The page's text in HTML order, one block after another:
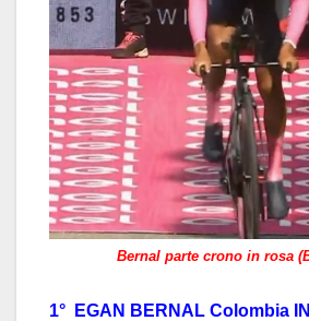
Bernal parte crono in rosa
1° EGAN BERNAL Colombia